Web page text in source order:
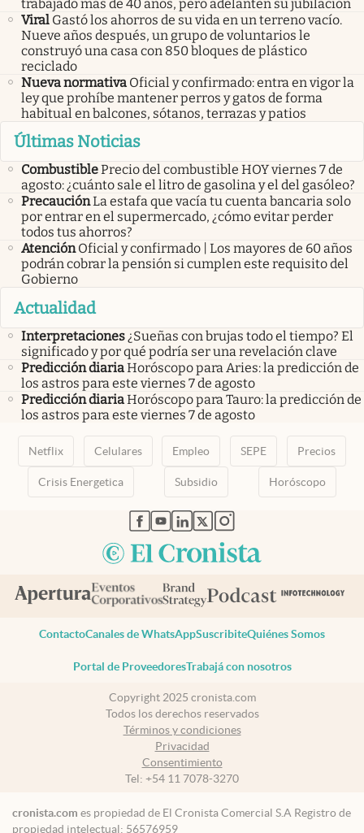
trabajado más de 40 años, pero adelanten su jubilación
Viral Gastó los ahorros de su vida en un terreno vacío.
Nueve años después, un grupo de voluntarios le
construyó una casa con 850 bloques de plástico
reciclado
Nueva normativa Oficial y confirmado: entra en vigor la
ley que prohíbe mantener perros y gatos de forma
habitual en balcones, sótanos, terrazas y patios
Últimas Noticias
CombustiblePrecio del combustible HOY viernes 7 de
agosto: ¿cuánto sale el litro de gasolina y el del gasóleo?
PrecauciónLa estafa que vacía tu cuenta bancaria solo
por entrar en el supermercado, ¿cómo evitar perder
todos tus ahorros?
Atención Oficial y confirmado | Los mayores de 60 años
podrán cobrar la pensión si cumplen este requisito del
Gobierno
Actualidad
Interpretaciones¿Sueñas con brujas todo el tiempo? El
significado y por qué podría ser una revelación clave
Predicción diariaHoróscopo para Aries: la predicción de
los astros para este viernes 7 de agosto
Predicción diariaHoróscopo para Tauro: la predicción de
los astros para este viernes 7 de agosto
Netflix Celulares Empleo SEPE Precios
Crisis Energetica Subsidio Horóscopo
abre en nueva pestaña
abre en nueva pestaña
abre en nueva pestaña
abre en nueva pestaña
abre en nueva pestaña
ContactoCanales de WhatsAppSuscribiteQuiénes Somos
Portal de ProveedoresTrabajá con nosotros
Copyright 2025 cronista.com
Todos los derechos reservados
Términos y condiciones
Privacidad
Consentimiento
Tel: +54 11 7078-3270
cronista.com es propiedad de El Cronista Comercial S.A Registro de
propiedad intelectual: 56576959